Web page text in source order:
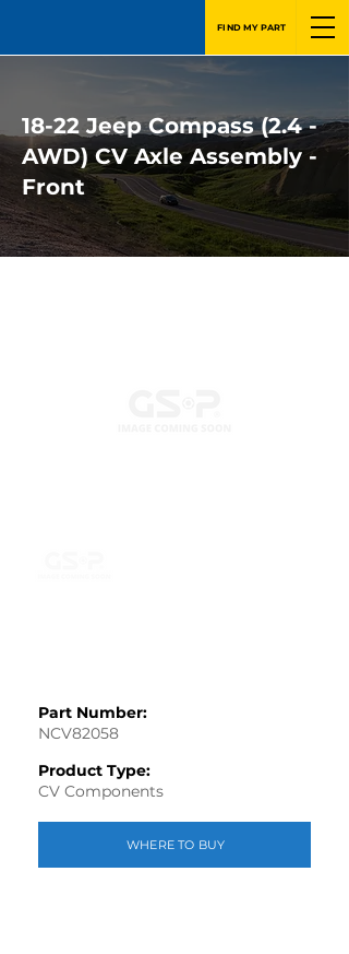
FIND MY PART
18-22 Jeep Compass (2.4 -
AWD) CV Axle Assembly -
Front
Part Number:
NCV82058
Product Type:
CV Components
WHERE TO BUY